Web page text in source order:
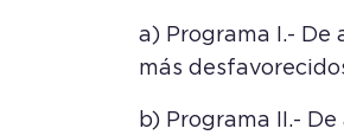
a) Programa I.-
más
b) Programa II.-